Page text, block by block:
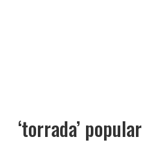
‘torrada’ popular